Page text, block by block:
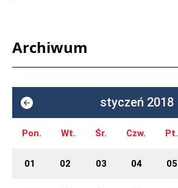
Archiwum
styczeń 2018
Pon. Wt. Śr. Czw. Pt.
01 02 03 04 05